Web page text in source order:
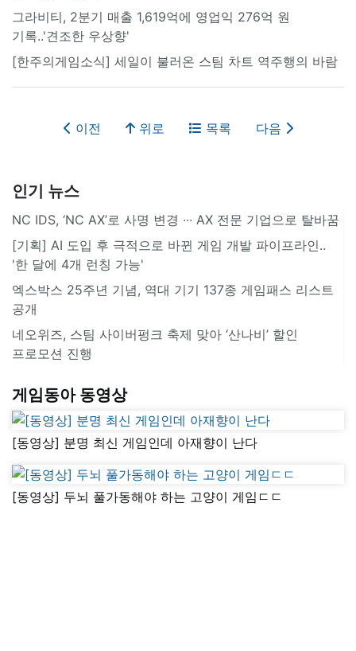
그라비티, 2분기 매출 1,619억에 영업익 276억 원
기록..'견조한 우상향'
[한주의게임소식] 세일이 불러온 스팀 차트 역주행의 바람
이전 위로 목록 다음
인기 뉴스
NC IDS, ‘NC AX’로 사명 변경 ∙∙∙ AX 전문 기업으로 탈바꿈
[기획] AI 도입 후 극적으로 바뀐 게임 개발 파이프라인..
'한 달에 4개 런칭 가능'
엑스박스 25주년 기념, 역대 기기 137종 게임패스 리스트
공개
네오위즈, 스팀 사이버펑크 축제 맞아 ‘산나비’ 할인
프로모션 진행
게임동아 동영상
[동영상] 분명 최신 게임인데 아재향이 난다
[동영상] 두뇌 풀가동해야 하는 고양이 게임ㄷㄷ